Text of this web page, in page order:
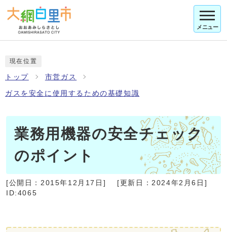
メニュー
現在位置
トップ 市営ガス
ガスを安全に使用するための基礎知識
業務用機器の安全チェック
のポイント
[公開日： 2015年12月17日 ] [更新日： 2024年2月6日 ]
ID:4065